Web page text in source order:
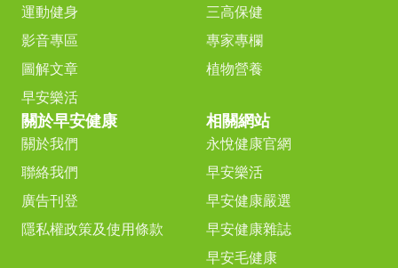
運動健身
三高保健
影音專區
專家專欄
圖解文章
植物營養
早安樂活
關於早安健康
關於我們
聯絡我們
廣告刊登
隱私權政策及使用條款
相關網站
永悅健康官網
早安樂活
早安健康嚴選
早安健康雜誌
早安毛健康